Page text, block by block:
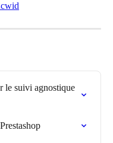
le suivi agnostique